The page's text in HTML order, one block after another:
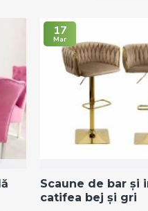
17
Mar
Scaune de bar și
catifea bej și gri